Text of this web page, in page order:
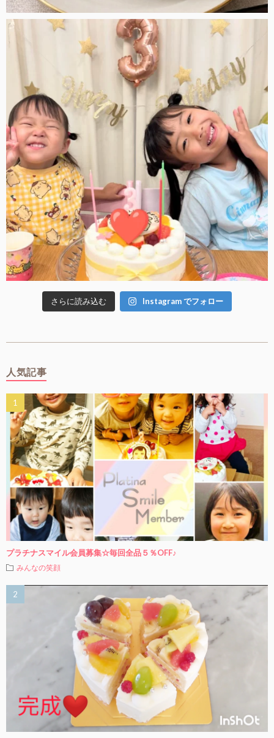
さらに読み込む Instagram でフォロー
人気記事
プラチナスマイル会員募集☆毎回全品５％OFF♪
みんなの笑顔